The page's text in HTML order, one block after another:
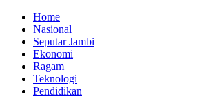
Home
Nasional
Seputar Jambi
Ekonomi
Ragam
Teknologi
Pendidikan